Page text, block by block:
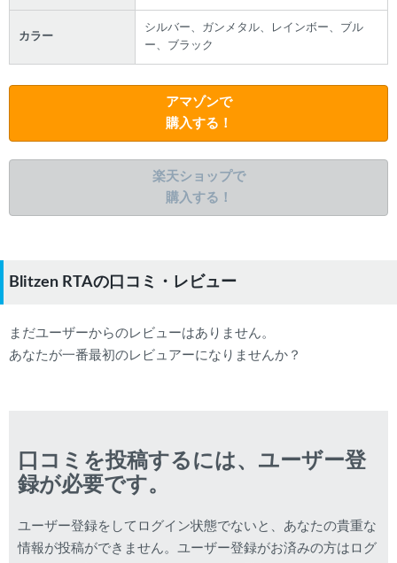
カラー
シルバー、ガンメタル、レインボー、ブル
ー、ブラック
アマゾンで
購入する！
楽天ショップで
購入する！
Blitzen RTAの口コミ・レビュー
まだユーザーからのレビューはありません。
あなたが一番最初のレビュアーになりませんか？
口コミを投稿するには、ユーザー登
録が必要です。
ユーザー登録をしてログイン状態でないと、あなたの貴重な
情報が投稿ができません。ユーザー登録がお済みの方はログ